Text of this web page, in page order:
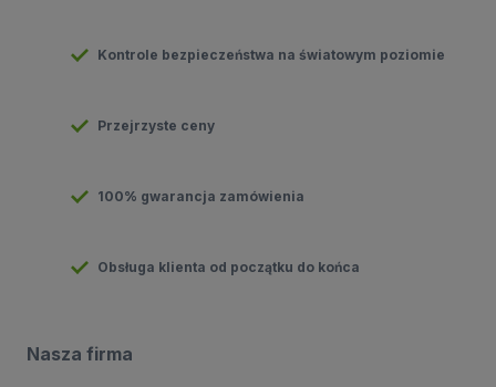
Kontrole bezpieczeństwa na światowym poziomie
Przejrzyste ceny
100% gwarancja zamówienia
Obsługa klienta od początku do końca
Nasza firma